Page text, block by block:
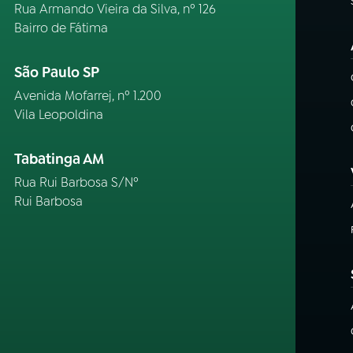
Rua Armando Vieira da Silva, nº 126
Bairro de Fátima
São Paulo SP
Avenida Mofarrej, nº 1.200
Vila Leopoldina
Tabatinga AM
Rua Rui Barbosa S/Nº
Rui Barbosa